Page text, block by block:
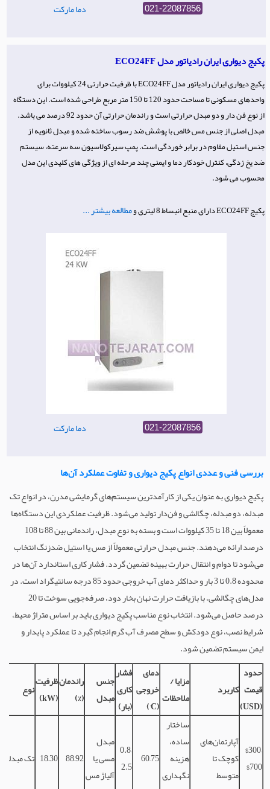
دما مارکت 021-22087856
پکیج دیواری ایران رادیاتور مدل ECO24FF
پکیج دیواری ایران رادیاتور مدل ECO24FF با ظرفیت حرارتی 24 کیلووات برای
واحدهای مسکونی تا مساحت حدود 120 تا 150 متر مربع طراحی شده است. این دستگاه
از نوع فن دار و دو مبدل حرارتی است و راندمان حرارتی آن حدود 92 درصد می باشد.
مبدل اصلی از جنس مس خالص با پوشش ضد رسوب ساخته شده و مبدل ثانویه از
جنس استیل مقاوم در برابر خوردگی است. پمپ سیرکولاسیون سه سرعته، سیستم
ضد یخ زدگی، کنترل خودکار دما و ایمنی چند مرحله ای از ویژگی های کلیدی این مدل
محسوب می شود.
پکیج ECO24FF دارای منبع انبساط 8 لیتری و مطالعه بیشتر ...
دما مارکت 021-22087856
بررسی فنی و عددی انواع پکیج دیواری و تفاوت عملکرد آن‌ها
پکیج دیواری به عنوان یکی از کارآمدترین سیستم‌های گرمایشی مدرن، در انواع تک
مبدله، دو مبدله، چگالشی و فن‌دار تولید می‌شود. ظرفیت عملکردی این دستگاه‌ها
معمولاً بین 18 تا 35 کیلووات است و بسته به نوع مبدل، راندمانی بین 88 تا 108
درصد ارائه می‌دهند. جنس مبدل حرارتی معمولاً از مس یا استیل ضدزنگ انتخاب
می‌شود تا دوام و انتقال حرارت بهینه تضمین گردد. فشار کاری استاندارد آن‌ها در
محدوده 0.8 تا 3 بار و حداکثر دمای آب خروجی حدود 85 درجه سانتیگراد است. در
مدل‌های چگالشی، با بازیافت حرارت نهان بخار دود، صرفه‌جویی سوخت تا 20
درصد حاصل می‌شود. انتخاب نوع مناسب پکیج دیواری باید بر اساس متراژ محیط،
شرایط نصب، نوع دودکش و سطح مصرف آب گرم انجام گیرد تا عملکرد پایدار و
ایمن سیستم تضمین شود.
نوعظرفیت
(kW)
راندمان
(%)
جنس
مبدل
فشار
کاری
(بار)
دمای
خروجی
(°C)
مزایا /
ملاحظات
کاربرد
حدود
قیمت
(USD)
تک مبدله 18–30 88–92
مبدل
مسی یا
آلیاژ مس
0.8–
2.5 60–75
ساختار
ساده،
هزینه
نگهداری
آپارتمان‌های
کوچک تا
متوسط
$300–
$700